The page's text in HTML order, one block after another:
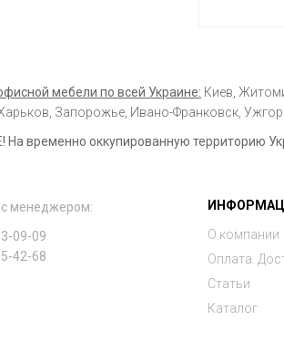
мебели по всей Украине: Киев,
Запорожье, Ивано-Франковск,
временно оккупированную территорию
с менеджером:
09-09
42-68
О компании
Оплата.
Статьи
Каталог